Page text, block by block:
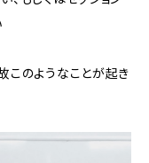
このようなことが起き